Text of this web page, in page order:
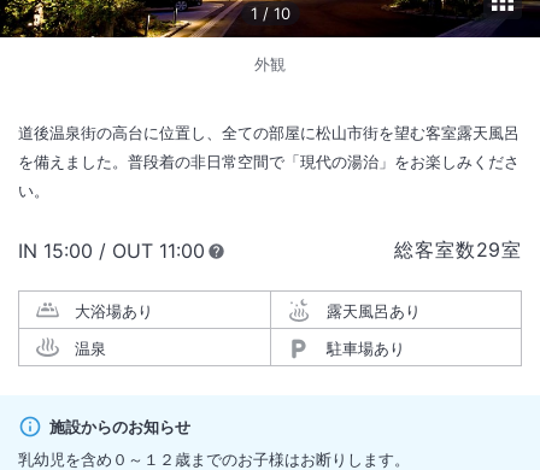
1 / 10
外観
道後温泉街の高台に位置し、全ての部屋に松山市街を望む客室露天風呂
を備えました。普段着の非日常空間で「現代の湯治」をお楽しみくださ
い。
総客室数29室
IN チェックイン
15:00 / OUT チェックアウト
11:00
大浴場あり
露天風呂あり
温泉
駐車場あり
施設からのお知らせ
乳幼児を含め０～１２歳までのお子様はお断りします。